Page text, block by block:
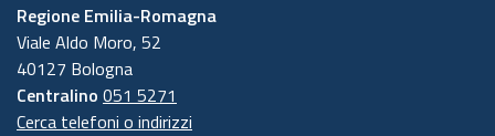
Regione Emilia-Romagna
Viale Aldo Moro, 52
40127 Bologna
Centralino 051 5271
Cerca telefoni o indirizzi